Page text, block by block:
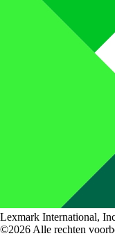
Lexmark International,
©2026 Alle rechten